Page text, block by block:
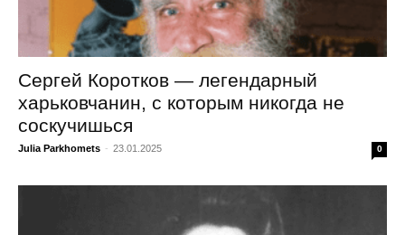
Сергей Коротков — легендарный
харьковчанин, с которым никогда не
соскучишься
Julia Parkhomets - 23.01.2025 0